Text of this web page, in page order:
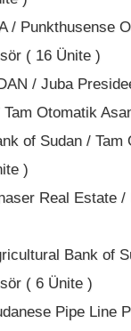
/ Punkthusense
( 16 Ünite )
/ Juba
Otomatik
of Sudan / Tam
)
Real Estate /
Bank of
( 6 Ünite )
Pipe Line